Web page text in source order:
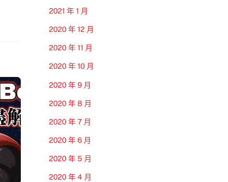
2021 年 1 月
2020 年 12 月
2020 年 11 月
2020 年 10 月
2020 年 9 月
2020 年 8 月
2020 年 7 月
2020 年 6 月
2020 年 5 月
2020 年 4 月